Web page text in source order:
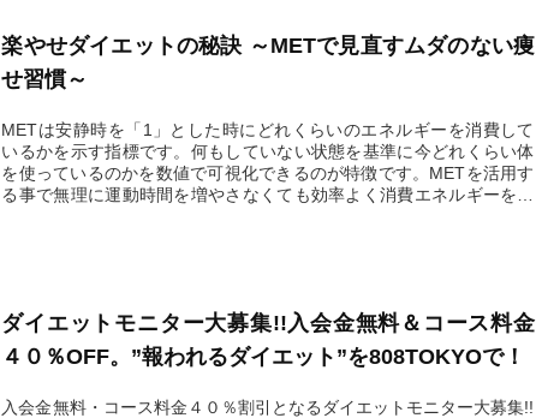
楽やせダイエットの秘訣 ～METで見直すムダのない痩
せ習慣～
METは安静時を「1」とした時にどれくらいのエネルギーを消費して
いるかを示す指標です。何もしていない状態を基準に今どれくらい体
を使っているのかを数値で可視化できるのが特徴です。METを活用す
る事で無理に運動時間を増やさなくても効率よく消費エネルギーを高
ダイエットモニター大募集!!入会金無料＆コース料金
４０％OFF。”報われるダイエット”を808TOKYOで！
入会金無料・コース料金４０％割引となるダイエットモニター大募集!!